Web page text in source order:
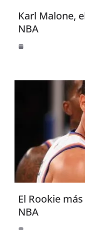
Karl Malone,
NBA
El Rookie
NBA